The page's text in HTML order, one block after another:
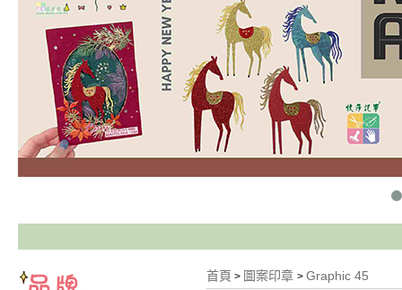
首頁 > 圖案印章 > Graphic 45